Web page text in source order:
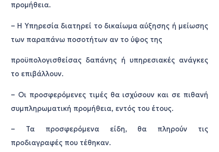
προμήθεια.
– Η Υπηρεσία διατηρεί το δικαίωμα αύξησης ή μείωσης
των παραπάνω ποσοτήτων αν το ύψος της
προϋπολογισθείσας δαπάνης ή υπηρεσιακές ανάγκες
το επιβάλλουν.
– Οι προσφερόμενες τιμές θα ισχύσουν και σε πιθανή
συμπληρωματική προμήθεια, εντός του έτους.
– Τα προσφερόμενα είδη, θα πληρούν τις
προδιαγραφές που τέθηκαν.